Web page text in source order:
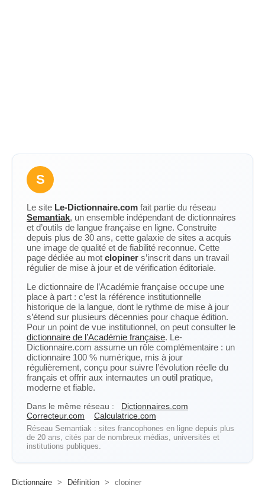
S
Le site Le-Dictionnaire.com fait partie du réseau
Semantiak, un ensemble indépendant de dictionnaires
et d’outils de langue française en ligne. Construite
depuis plus de 30 ans, cette galaxie de sites a acquis
une image de qualité et de fiabilité reconnue. Cette
page dédiée au mot clopiner s’inscrit dans un travail
régulier de mise à jour et de vérification éditoriale.
Le dictionnaire de l’Académie française occupe une
place à part : c’est la référence institutionnelle
historique de la langue, dont le rythme de mise à jour
s’étend sur plusieurs décennies pour chaque édition.
Pour un point de vue institutionnel, on peut consulter le
dictionnaire de l’Académie française. Le-
Dictionnaire.com assume un rôle complémentaire : un
dictionnaire 100 % numérique, mis à jour
régulièrement, conçu pour suivre l’évolution réelle du
français et offrir aux internautes un outil pratique,
moderne et fiable.
Dans le même réseau :
Dictionnaires.com
Correcteur.com
Calculatrice.com
Réseau Semantiak : sites francophones en ligne depuis plus
de 20 ans, cités par de nombreux médias, universités et
institutions publiques.
Dictionnaire > Définition > clopiner